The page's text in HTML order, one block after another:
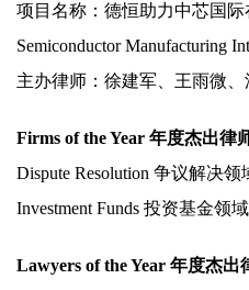
项目名称：德恒助力中芯国
Semiconductor Manufacturing
主办律师：徐建军、王雨微
Firms of the Year 年度杰出律
Dispute Resolution 争议解决领
Investment Funds 投资基金领域
Lawyers of the Year 年度杰出